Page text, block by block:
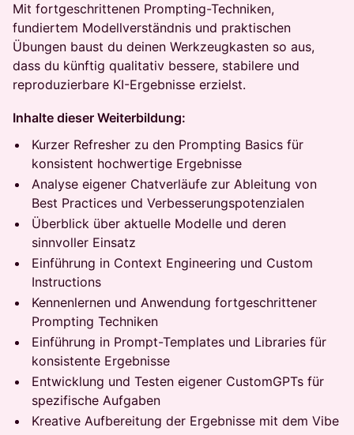
Mit fortgeschrittenen Prompting-Techniken,
fundiertem Modellverständnis und praktischen
Übungen baust du deinen Werkzeugkasten so aus,
dass du künftig qualitativ bessere, stabilere und
reproduzierbare KI-Ergebnisse erzielst.
Inhalte dieser Weiterbildung:
Kurzer Refresher zu den Prompting Basics für
konsistent hochwertige Ergebnisse
Analyse eigener Chatverläufe zur Ableitung von
Best Practices und Verbesserungspotenzialen
Überblick über aktuelle Modelle und deren
sinnvoller Einsatz
Einführung in Context Engineering und Custom
Instructions
Kennenlernen und Anwendung fortgeschrittener
Prompting Techniken
Einführung in Prompt-Templates und Libraries für
konsistente Ergebnisse
Entwicklung und Testen eigener CustomGPTs für
spezifische Aufgaben
Kreative Aufbereitung der Ergebnisse mit dem Vibe